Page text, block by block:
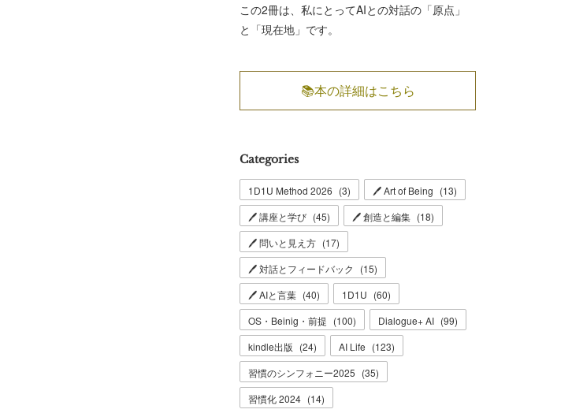
この2冊は、私にとってAIとの対話の「原点」
と「現在地」です。
📚本の詳細はこちら
Categories
1D1U Method 2026 (3) 🖊 Art of Being (13)
🖊 講座と学び (45) 🖊 創造と編集 (18)
🖊 問いと見え方 (17)
🖊 対話とフィードバック
(15)
🖊 AIと言葉 (40) 1D1U (60)
OS・Beinig・前提 (100) Dialogue+ AI (99)
kindle出版 (24) AI Life (123)
習慣のシンフォニー2025 (35)
習慣化 2024 (14)